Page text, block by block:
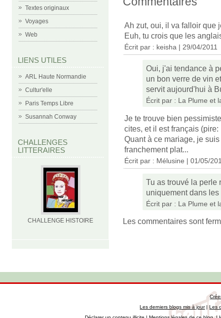
Textes originaux
Voyages
Web
LIENS UTILES
ARL Haute Normandie
Cultur'elle
Paris Temps Libre
Susannah Conway
CHALLENGES
LITTERAIRES
CHALLENGE HISTOIRE
Ah zut, oui, il va falloir que
Euh, tu crois que les
Écrit par : keisha | 29/04/2011
Oui, j'ai tendance à
un bon verre de vin
servit aujourd'hui à
Écrit par : La Plume et
Je te trouve bien
cites, et il est français (pire:
Quant à ce mariage, je
franchement plat...
Écrit par : Mélusine | 01/05/
Tu as trouvé la perle
uniquement dans
Écrit par : La Plume et
Les commentaires sont
Les derniers blogs mis à jour|Les